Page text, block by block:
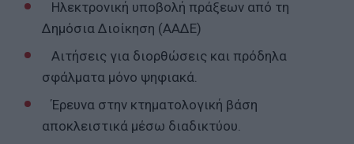
Ηλεκτρονική υποβολή πράξεων από τη
Δημόσια Διοίκηση (ΑΑΔΕ)
Αιτήσεις για διορθώσεις και πρόδηλα
σφάλματα μόνο ψηφιακά.
Έρευνα στην κτηματολογική βάση
αποκλειστικά μέσω διαδικτύου.